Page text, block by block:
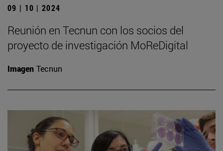
09 | 10 | 2024
Reunión en Tecnun con los socios del
proyecto de investigación MoReDigital
Imagen Tecnun